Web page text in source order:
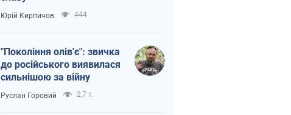
Юрій Кирпичов 444
"Покоління олів'є": звичка
до російського виявилася
сильнішою за війну
Руслан Горовий 2,7 т.